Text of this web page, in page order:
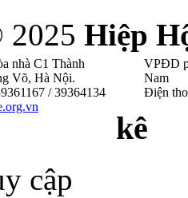
2025 Hiệp
nhà C1 Thành
Võ, Hà Nội .
/ 39364134
VPĐD
Nam
Điện
kê
cập